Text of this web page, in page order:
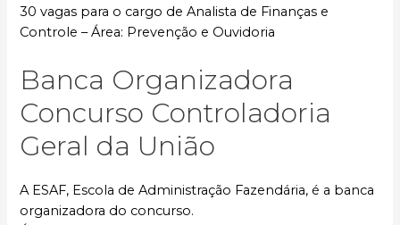
30 vagas para o cargo de Analista de Finanças e
Controle – Área: Prevenção e Ouvidoria
Banca Organizadora
Concurso Controladoria
Geral da União
A ESAF, Escola de Administração Fazendária, é a banca
organizadora do concurso.